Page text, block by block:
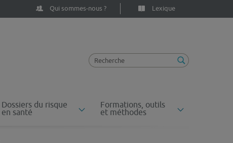
Lexique
Qui sommes-nous ?
Dossiers du risque
en santé
Formations, outils
et méthodes